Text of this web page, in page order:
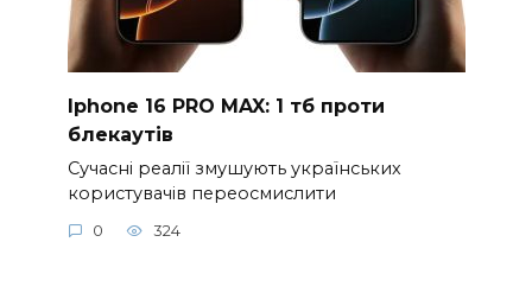
Iphone 16 PRO MAX: 1 тб проти
блекаутів
Сучасні реалії змушують українських
користувачів переосмислити
0 324